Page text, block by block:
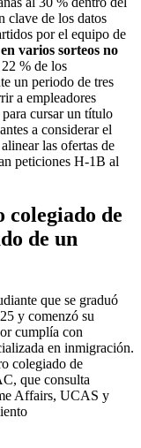
clave de los datos
por el equipo de
varios sorteos no
% de los
un periodo de tres
a empleadores
cursar un título
a considerar el
las ofertas de
peticiones H‑1B al
colegiado de
de un
que se graduó
y comenzó su
cumplía con
en inmigración.
colegiado de
que consulta
Affairs, UCAS y